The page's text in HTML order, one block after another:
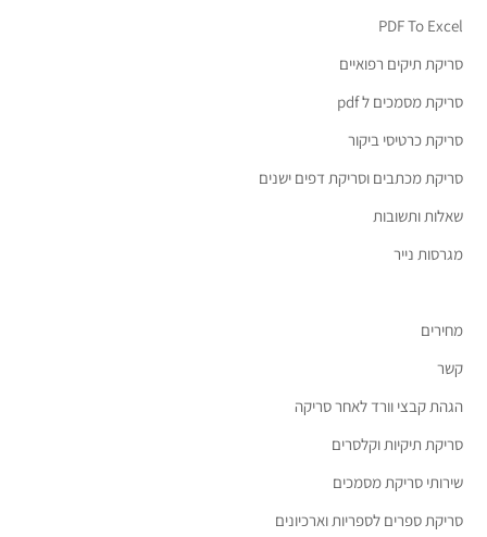
PDF To Excel
סריקת תיקים רפואיים
סריקת מסמכים ל pdf
סריקת כרטיסי ביקור
סריקת מכתבים וסריקת דפים ישנים
שאלות ותשובות
מגרסות נייר
מחירים
קשר
הגהת קבצי וורד לאחר סריקה
סריקת תיקיות וקלסרים
שירותי סריקת מסמכים
סריקת ספרים לספריות וארכיונים